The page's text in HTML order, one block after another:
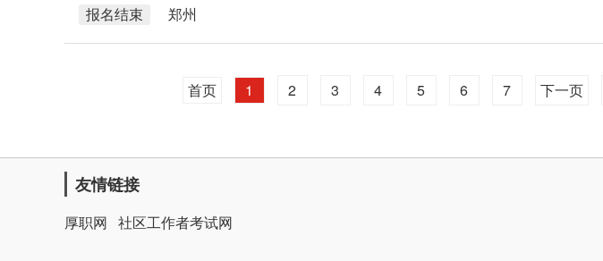
报名结束
郑州
首页 1 2 3 4 5 6 7 下一页
友情链接
厚职网 社区工作者考试网